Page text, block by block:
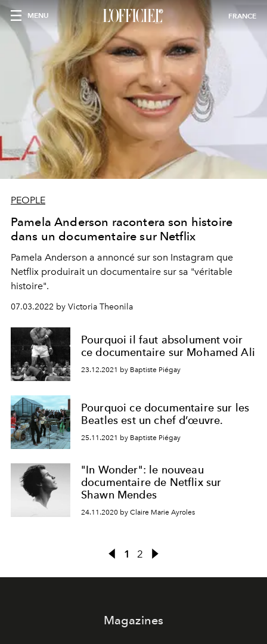
MENU FRANCE
PEOPLE
Pamela Anderson racontera son histoire
dans un documentaire sur Netflix
Pamela Anderson a annoncé sur son Instagram que
Netflix produirait un documentaire sur sa "véritable
histoire".
07.03.2022 by Victoria Theonila
Pourquoi il faut absolument voir
ce documentaire sur Mohamed Ali
23.12.2021 by Baptiste Piégay
Pourquoi ce documentaire sur les
Beatles est un chef d’œuvre.
25.11.2021 by Baptiste Piégay
"In Wonder": le nouveau
documentaire de Netflix sur
Shawn Mendes
24.11.2020 by Claire Marie Ayroles
1 2
Magazines